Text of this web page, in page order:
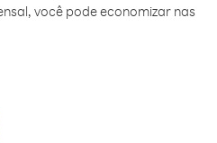
você pode economizar nas